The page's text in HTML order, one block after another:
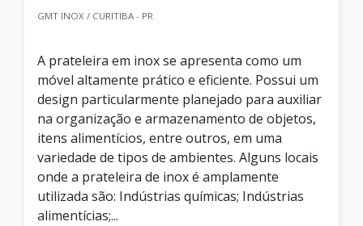
GMT INOX / CURITIBA - PR
A prateleira em inox se apresenta como um
móvel altamente prático e eficiente. Possui um
design particularmente planejado para auxiliar
na organização e armazenamento de objetos,
itens alimentícios, entre outros, em uma
variedade de tipos de ambientes. Alguns locais
onde a prateleira de inox é amplamente
utilizada são: Indústrias químicas; Indústrias
alimentícias;...